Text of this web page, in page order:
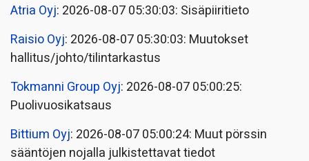
Atria Oyj: 2026-08-07 05:30:03: Sisäpiiritieto
Raisio Oyj: 2026-08-07 05:30:03: Muutokset
hallitus/johto/tilintarkastus
Tokmanni Group Oyj: 2026-08-07 05:00:25:
Puolivuosikatsaus
Bittium Oyj: 2026-08-07 05:00:24: Muut pörssin
sääntöjen nojalla julkistettavat tiedot